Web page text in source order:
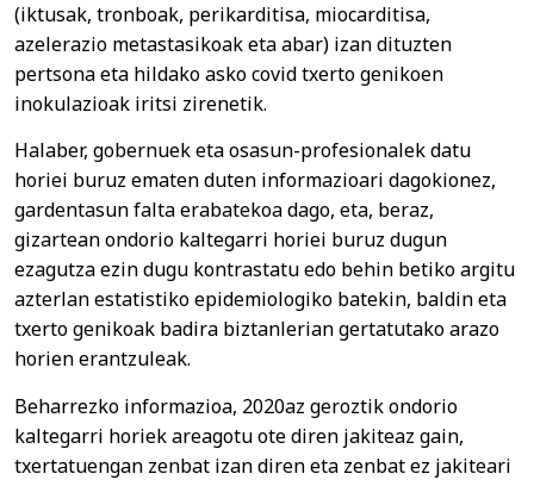
(iktusak, tronboak, perikarditisa, miocarditisa,
azelerazio metastasikoak eta abar) izan dituzten
pertsona eta hildako asko covid txerto genikoen
inokulazioak iritsi zirenetik.
Halaber, gobernuek eta osasun-profesionalek datu
horiei buruz ematen duten informazioari dagokionez,
gardentasun falta erabatekoa dago, eta, beraz,
gizartean ondorio kaltegarri horiei buruz dugun
ezagutza ezin dugu kontrastatu edo behin betiko argitu
azterlan estatistiko epidemiologiko batekin, baldin eta
txerto genikoak badira biztanlerian gertatutako arazo
horien erantzuleak.
Beharrezko informazioa, 2020az geroztik ondorio
kaltegarri horiek areagotu ote diren jakiteaz gain,
txertatuengan zenbat izan diren eta zenbat ez jakiteari